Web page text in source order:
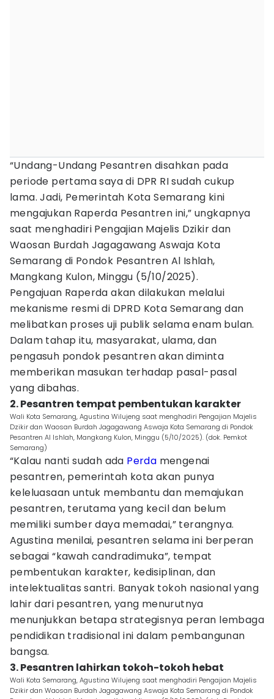
“Undang-Undang Pesantren disahkan pada
periode pertama saya di DPR RI sudah cukup
lama. Jadi, Pemerintah Kota Semarang kini
mengajukan Raperda Pesantren ini,” ungkapnya
saat menghadiri Pengajian Majelis Dzikir dan
Waosan Burdah Jagagawang Aswaja Kota
Semarang di Pondok Pesantren Al Ishlah,
Mangkang Kulon, Minggu (5/10/2025).
Pengajuan Raperda akan dilakukan melalui
mekanisme resmi di DPRD Kota Semarang dan
melibatkan proses uji publik selama enam bulan.
Dalam tahap itu, masyarakat, ulama, dan
pengasuh pondok pesantren akan diminta
memberikan masukan terhadap pasal-pasal
yang dibahas.
2. Pesantren tempat pembentukan karakter
Wali Kota Semarang, Agustina Wilujeng saat menghadiri Pengajian Majelis
Dzikir dan Waosan Burdah Jagagawang Aswaja Kota Semarang di Pondok
Pesantren Al Ishlah, Mangkang Kulon, Minggu (5/10/2025). (dok. Pemkot
Semarang)
“Kalau nanti sudah ada Perda mengenai
pesantren, pemerintah kota akan punya
keleluasaan untuk membantu dan memajukan
pesantren, terutama yang kecil dan belum
memiliki sumber daya memadai,” terangnya.
Agustina menilai, pesantren selama ini berperan
sebagai “kawah candradimuka”, tempat
pembentukan karakter, kedisiplinan, dan
intelektualitas santri. Banyak tokoh nasional yang
lahir dari pesantren, yang menurutnya
menunjukkan betapa strategisnya peran lembaga
pendidikan tradisional ini dalam pembangunan
bangsa.
3. Pesantren lahirkan tokoh-tokoh hebat
Wali Kota Semarang, Agustina Wilujeng saat menghadiri Pengajian Majelis
Dzikir dan Waosan Burdah Jagagawang Aswaja Kota Semarang di Pondok